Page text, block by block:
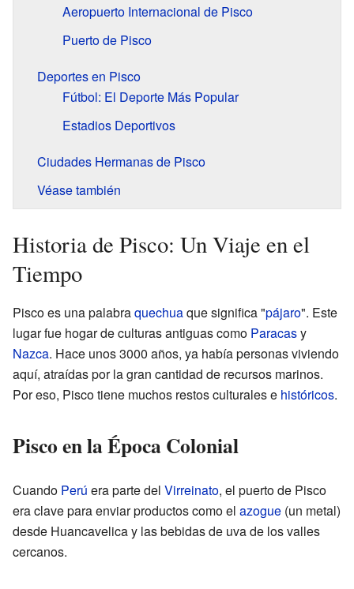
Aeropuerto Internacional de Pisco
Puerto de Pisco
Deportes en Pisco
Fútbol: El Deporte Más Popular
Estadios Deportivos
Ciudades Hermanas de Pisco
Véase también
Historia de Pisco: Un Viaje en el
Tiempo
Pisco es una palabraquechuaque significa "pájaro". Este
lugar fue hogar de culturas antiguas como Paracasy
Nazca. Hace unos 3000 años, ya había personas viviendo
aquí, atraídas por la gran cantidad de recursos marinos.
Por eso, Pisco tiene muchos restos culturales e históricos.
Pisco en la Época Colonial
Cuando Perú era parte del Virreinato, el puerto de Pisco
era clave para enviar productos como el azogue (un metal)
desde Huancavelica y las bebidas de uva de los valles
cercanos.